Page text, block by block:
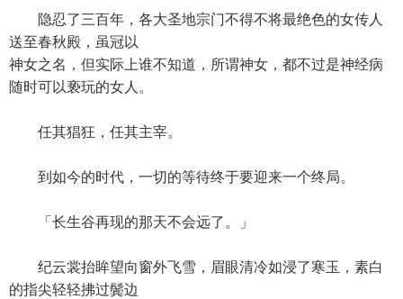
隐忍了三百年，各大圣地宗门不得不将最绝色的女传人
送至春秋殿，虽冠以
神女之名，但实际上谁不知道，所谓神女，都不过是神经病
随时可以亵玩的女人。
任其猖狂，任其主宰。
到如今的时代，一切的等待终于要迎来一个终局。
「长生谷再现的那天不会远了。」
纪云裳抬眸望向窗外飞雪，眉眼清冷如浸了寒玉，素白
的指尖轻轻拂过鬓边